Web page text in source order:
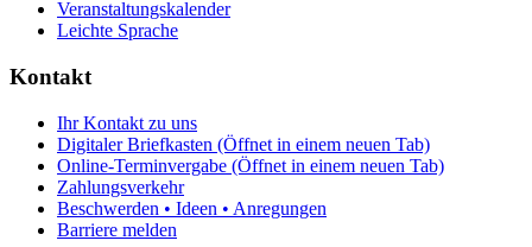
Veranstaltungskalender
Leichte Sprache
Kontakt
Ihr Kontakt zu uns
Digitaler Briefkasten (Öffnet in einem neuen Tab)
Online-Terminvergabe (Öffnet in einem neuen Tab)
Zahlungsverkehr
Beschwerden • Ideen • Anregungen
Barriere melden